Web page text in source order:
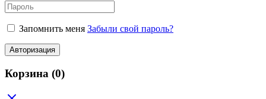
Запомнить меня Забыли свой пароль?
Авторизация
Корзина (0)